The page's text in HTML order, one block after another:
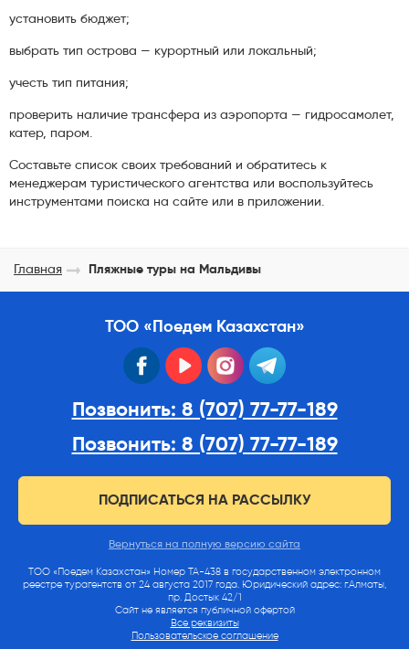
установить бюджет;
выбрать тип острова — курортный или локальный;
учесть тип питания;
проверить наличие трансфера из аэропорта — гидросамолет,
катер, паром.
Составьте список своих требований и обратитесь к
менеджерам туристического агентства или воспользуйтесь
инструментами поиска на сайте или в приложении.
Главная Пляжные туры на Мальдивы
ТОО «Поедем Казахстан»
facebook youtube instagram
Позвонить: 8 (707) 77-77-189
Позвонить: 8 (707) 77-77-189
ПОДПИСАТЬСЯ НА РАССЫЛКУ
Вернуться на полную версию сайта
ТОО «Поедем Казахстан» Номер ТА-438 в государственном электронном
реестре турагентств от 24 августа 2017 года. Юридический адрес: г.Алматы,
пр. Достык 42/1
Сайт не является публичной офертой
Все реквизиты
Пользовательское соглашение